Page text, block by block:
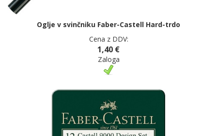
Oglje v svinčniku Faber-Castell Hard-trdo
Cena z DDV:
1,40 €
Zaloga